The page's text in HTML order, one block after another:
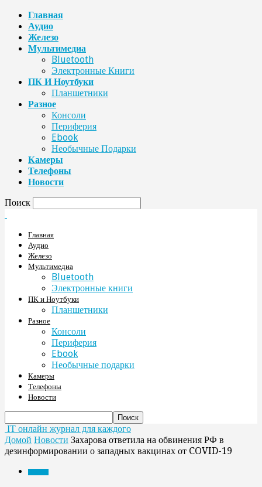
Главная
Аудио
Железо
Мультимедиа
Bluetooth
Электронные Книги
ПК И Ноутбуки
Планшетники
Разное
Консоли
Периферия
Ebook
Необычные Подарки
Камеры
Телефоны
Новости
Поиск
Главная
Аудио
Железо
Мультимедиа
Bluetooth
Электронные книги
ПК и Ноутбуки
Планшетники
Разное
Консоли
Периферия
Ebook
Необычные подарки
Камеры
Телефоны
Новости
IT онлайн журнал для каждого
Домой Новости Захарова ответила на обвинения РФ в
дезинформировании о западных вакцинах от COVID-19